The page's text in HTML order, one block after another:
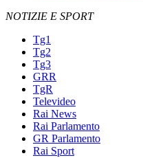
NOTIZIE E SPORT
Tg1
Tg2
Tg3
GRR
TgR
Televideo
Rai News
Rai Parlamento
GR Parlamento
Rai Sport